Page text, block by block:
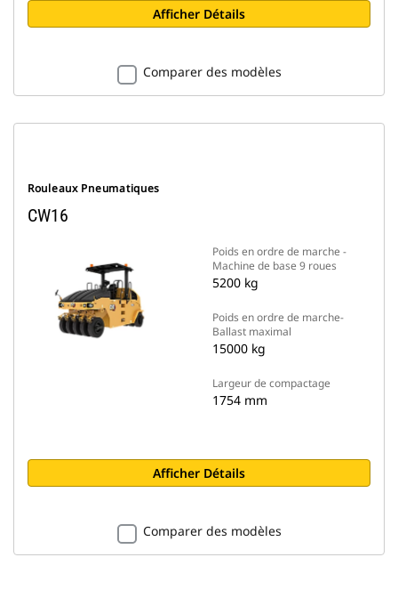
Afficher Détails
Comparer des modèles
Rouleaux Pneumatiques
CW16
Poids en ordre de marche -
Machine de base 9 roues
5200 kg
Poids en ordre de marche-
Ballast maximal
15000 kg
Largeur de compactage
1754 mm
Afficher Détails
Comparer des modèles